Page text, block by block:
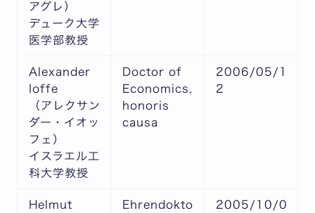
アグレ）
デューク大学
医学部教授
Alexander
Ioffe
（アレクサン
ダー・イオッ
フェ）
イスラエル工
科大学教授
Doctor of
Economics,
honoris
causa
2006/05/1
2
Helmut
Ehrendokto
2005/10/0